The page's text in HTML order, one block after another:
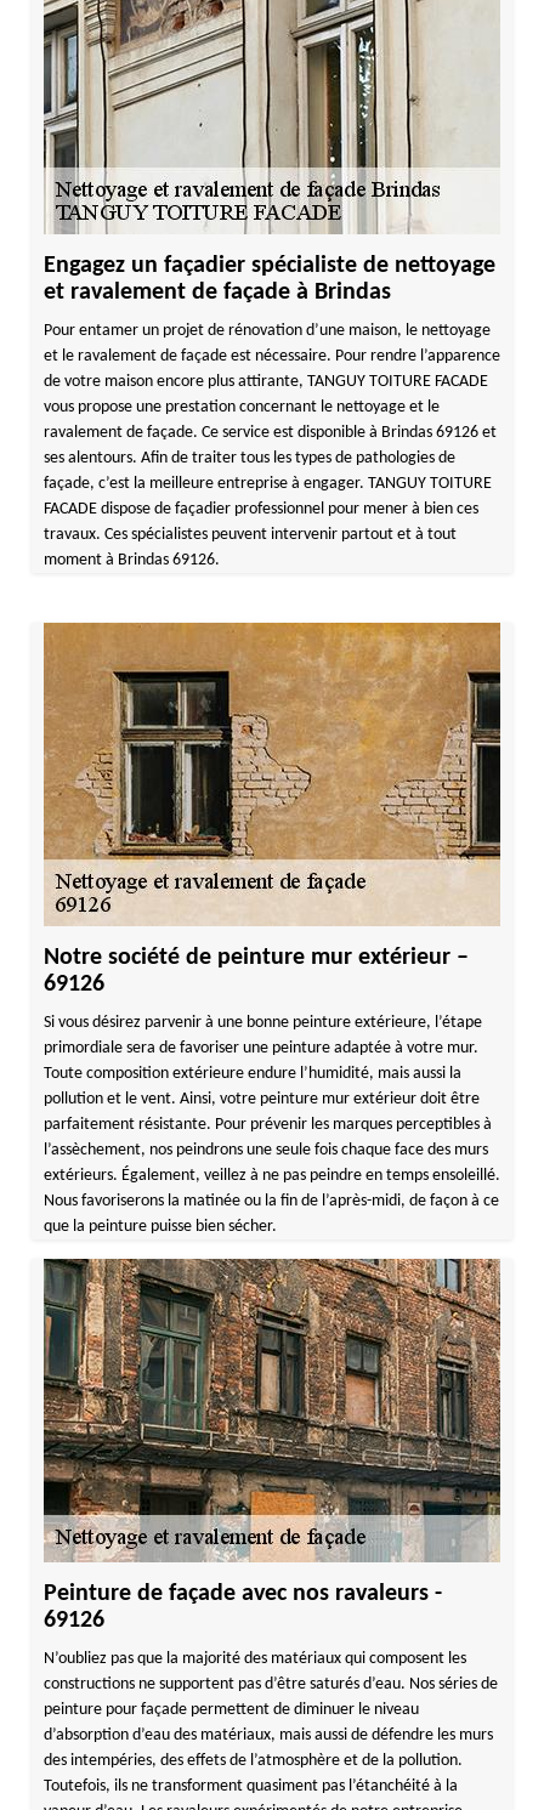
Engagez un façadier spécialiste de nettoyage
et ravalement de façade à Brindas
Pour entamer un projet de rénovation d’une maison, le nettoyage
et le ravalement de façade est nécessaire. Pour rendre l’apparence
de votre maison encore plus attirante, TANGUY TOITURE FACADE
vous propose une prestation concernant le nettoyage et le
ravalement de façade. Ce service est disponible à Brindas 69126 et
ses alentours. Afin de traiter tous les types de pathologies de
façade, c’est la meilleure entreprise à engager. TANGUY TOITURE
FACADE dispose de façadier professionnel pour mener à bien ces
travaux. Ces spécialistes peuvent intervenir partout et à tout
moment à Brindas 69126.
Notre société de peinture mur extérieur –
69126
Si vous désirez parvenir à une bonne peinture extérieure, l’étape
primordiale sera de favoriser une peinture adaptée à votre mur.
Toute composition extérieure endure l’humidité, mais aussi la
pollution et le vent. Ainsi, votre peinture mur extérieur doit être
parfaitement résistante. Pour prévenir les marques perceptibles à
l’assèchement, nos peindrons une seule fois chaque face des murs
extérieurs. Également, veillez à ne pas peindre en temps ensoleillé.
Nous favoriserons la matinée ou la fin de l’après-midi, de façon à ce
que la peinture puisse bien sécher.
Peinture de façade avec nos ravaleurs -
69126
N’oubliez pas que la majorité des matériaux qui composent les
constructions ne supportent pas d’être saturés d’eau. Nos séries de
peinture pour façade permettent de diminuer le niveau
d’absorption d’eau des matériaux, mais aussi de défendre les murs
des intempéries, des effets de l’atmosphère et de la pollution.
Toutefois, ils ne transforment quasiment pas l’étanchéité à la